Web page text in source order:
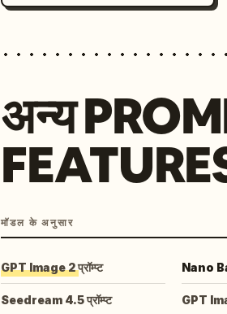
अन्य
मॉडल के अनुसार
GPT Image 2 प्रॉम्प्ट Nano
Seedream 4.5 प्रॉम्प्ट GPT